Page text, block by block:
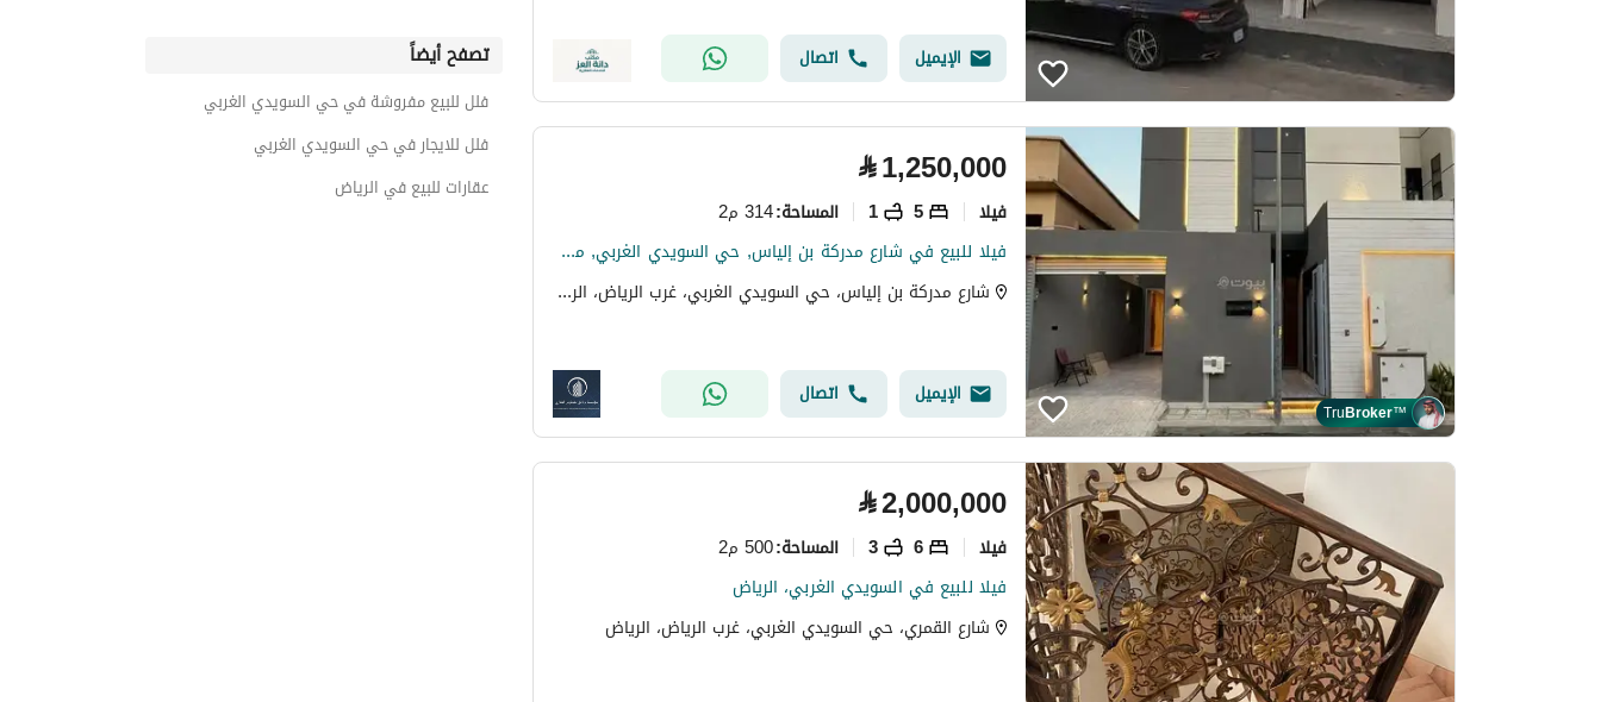
الإيميل اتصال
TruBroker™
⃁1,250,000
فیلا 5
1 المساحة:314 م2
فيلا للبيع في شارع مدركة بن إلياس, حي السويدي الغربي, مدينة الرياض
شارع مدركة بن إلياس، حي السويدي الغربي، غرب الرياض، الرياض
الإيميل اتصال
⃁2,000,000
فیلا 6
3 المساحة:500 م2
فيلا للبيع في السويدي الغربي، الرياض
شارع القمري، حي السويدي الغربي، غرب الرياض، الرياض
تصفح أيضاً
فلل للبيع مفروشة في حي السويدي الغربي
فلل للايجار في حي السويدي الغربي
عقارات للبيع في الرياض